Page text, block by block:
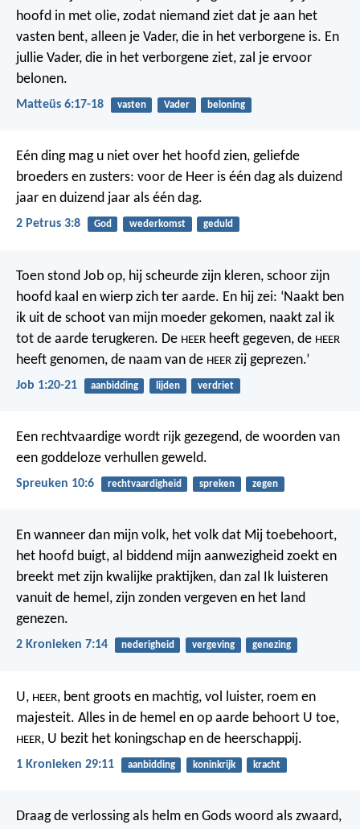
hoofd in met olie, zodat niemand ziet dat je aan het
vasten bent, alleen je Vader, die in het verborgene is. En
jullie Vader, die in het verborgene ziet, zal je ervoor
belonen.
Matteüs 6:17-18 vasten Vader beloning
Eén ding mag u niet over het hoofd zien, geliefde
broeders en zusters: voor de Heer is één dag als duizend
jaar en duizend jaar als één dag.
2 Petrus 3:8 God wederkomst geduld
Toen stond Job op, hij scheurde zijn kleren, schoor zijn
hoofd kaal en wierp zich ter aarde. En hij zei: ‘Naakt ben
ik uit de schoot van mijn moeder gekomen, naakt zal ik
tot de aarde terugkeren. De HEER heeft gegeven, de HEER
heeft genomen, de naam van de HEER zij geprezen.’
Job 1:20-21 aanbidding lijden verdriet
Een rechtvaardige wordt rijk gezegend, de woorden van
een goddeloze verhullen geweld.
Spreuken 10:6 rechtvaardigheid spreken zegen
En wanneer dan mijn volk, het volk dat Mij toebehoort,
het hoofd buigt, al biddend mijn aanwezigheid zoekt en
breekt met zijn kwalijke praktijken, dan zal Ik luisteren
vanuit de hemel, zijn zonden vergeven en het land
genezen.
2 Kronieken 7:14 nederigheid vergeving genezing
U, HEER, bent groots en machtig, vol luister, roem en
majesteit. Alles in de hemel en op aarde behoort U toe,
HEER, U bezit het koningschap en de heerschappij.
1 Kronieken 29:11 aanbidding koninkrijk kracht
Draag de verlossing als helm en Gods woord als zwaard,